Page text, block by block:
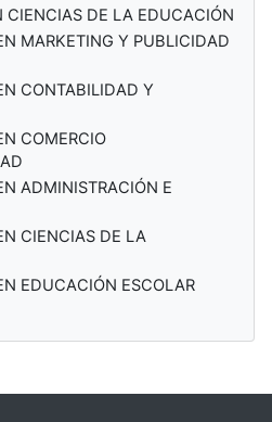
CIENCIAS DE LA EDUCACIÓN
MARKETING Y PUBLICIDAD
CONTABILIDAD Y
COMERCIO
ADMINISTRACIÓN E
CIENCIAS DE LA
EDUCACIÓN ESCOLAR